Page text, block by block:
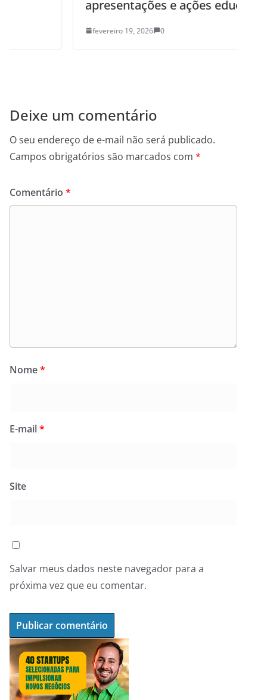
apresentações e ações educativas
fevereiro 19, 2026 0
Deixe um comentário
O seu endereço de e-mail não será publicado.
Campos obrigatórios são marcados com *
Comentário *
Nome*
E-mail*
Site
Salvar meus dados neste navegador para a
próxima vez que eu comentar.